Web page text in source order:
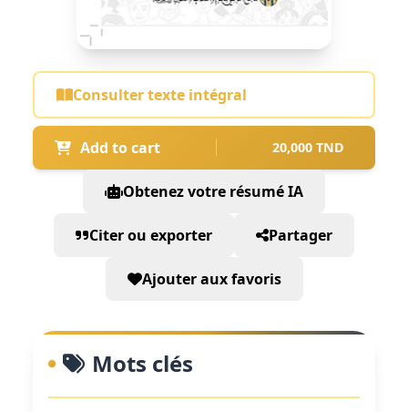
Consulter texte intégral
Add to cart 20,000 TND
Obtenez votre résumé IA
Citer ou exporter Partager
Ajouter aux favoris
Mots clés